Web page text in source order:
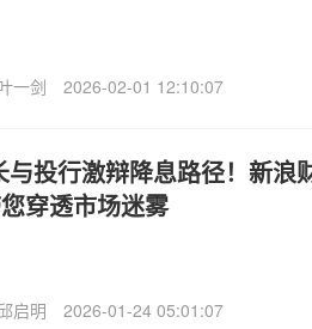
一剑 2026-02-01 12:10:07
与投行激辩降息路径！新浪
穿透市场迷雾
启明 2026-01-24 05:01:07